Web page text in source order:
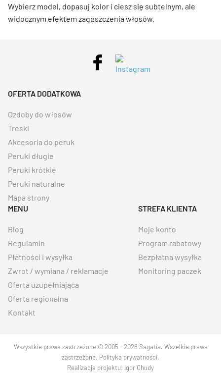
Wybierz model, dopasuj kolor i ciesz się subtelnym, ale
widocznym efektem zagęszczenia włosów.
OFERTA DODATKOWA
Ozdoby do włosów
Treski
Akcesoria do peruk
Peruki długie
Peruki krótkie
Peruki naturalne
Mapa strony
MENU
Blog
Regulamin
Płatności i wysyłka
Zwrot / wymiana / reklamacje
Oferta uzupełniająca
Oferta regionalna
Kontakt
STREFA KLIENTA
Moje konto
Program rabatowy
Bezpłatna wysyłka
Monitoring paczek
Wszystkie prawa zastrzeżone © 2005 - 2026 Sagatia. Wszelkie prawa
zastrzeżone. Polityka prywatności.
Realizacja projektu: Igor Chudy